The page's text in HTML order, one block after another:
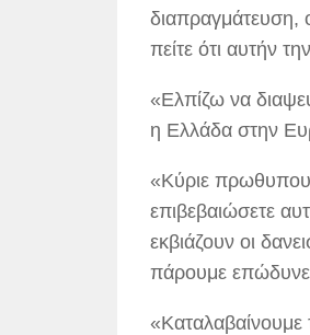
διαπραγμάτευση,
πείτε ότι αυτήν
«Ελπίζω να
η Ελλάδα στην
«Κύριε
επιβεβαιώσετε
εκβιάζουν οι
πάρουμε